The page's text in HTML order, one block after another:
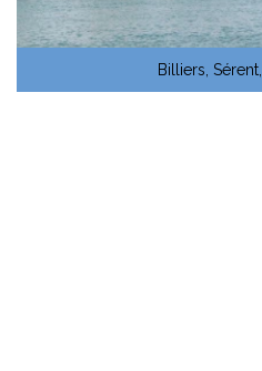
Billiers, Sérent,